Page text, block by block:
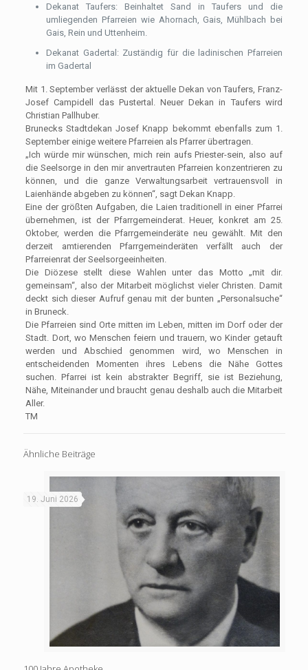
Dekanat Taufers: Beinhaltet Sand in Taufers und die
umliegenden Pfarreien wie Ahornach, Gais, Mühlbach bei
Gais, Rein und Uttenheim.
Dekanat Gadertal: Zuständig für die ladinischen Pfarreien
im Gadertal
Mit 1. September verlässt der aktuelle Dekan von Taufers, Franz-
Josef Campidell das Pustertal. Neuer Dekan in Taufers wird
Christian Pallhuber.
Brunecks Stadtdekan Josef Knapp bekommt ebenfalls zum 1.
September einige weitere Pfarreien als Pfarrer übertragen.
„Ich würde mir wünschen, mich rein aufs Priester-sein, also auf
die Seelsorge in den mir anvertrauten Pfarreien konzentrieren zu
können, und die ganze Verwaltungsarbeit vertrauensvoll in
Laienhände abgeben zu können“, sagt Dekan Knapp.
Eine der größten Aufgaben, die Laien traditionell in einer Pfarrei
übernehmen, ist der Pfarrgemeinderat. Heuer, konkret am 25.
Oktober, werden die Pfarrgemeinderäte neu gewählt. Mit den
derzeit amtierenden Pfarrgemeinderäten verfällt auch der
Pfarreienrat der Seelsorgeeinheiten.
Die Diözese stellt diese Wahlen unter das Motto „mit dir.
gemeinsam“, also der Mitarbeit möglichst vieler Christen. Damit
deckt sich dieser Aufruf genau mit der bunten „Personalsuche“
in Bruneck.
Die Pfarreien sind Orte mitten im Leben, mitten im Dorf oder der
Stadt. Dort, wo Menschen feiern und trauern, wo Kinder getauft
werden und Abschied genommen wird, wo Menschen in
entscheidenden Momenten ihres Lebens die Nähe Gottes
suchen. Pfarrei ist kein abstrakter Begriff, sie ist Beziehung,
Nähe, Miteinander und braucht genau deshalb auch die Mitarbeit
Aller.
TM
Ähnliche Beiträge
19. Juni 2026